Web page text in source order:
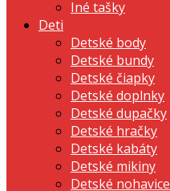
Iné tašky
Deti
Detské body
Detské bundy
Detské čiapky
Detské doplnky
Detské dupačky
Detské hračky
Detské kabáty
Detské mikiny
Detské nohavice